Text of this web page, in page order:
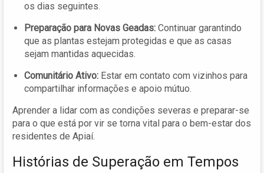
os dias seguintes.
Preparação para Novas Geadas: Continuar garantindo
que as plantas estejam protegidas e que as casas
sejam mantidas aquecidas.
Comunitário Ativo: Estar em contato com vizinhos para
compartilhar informações e apoio mútuo.
Aprender a lidar com as condições severas e preparar-se
para o que está por vir se torna vital para o bem-estar dos
residentes de Apiaí.
Histórias de Superação em Tempos